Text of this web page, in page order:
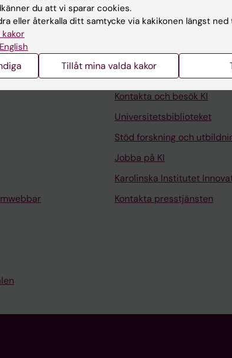
Karolinska Institutet, 2001
Kontakta och besök KI
Universitetsbiblioteket
Stöd forskning och
Jobba på KI
Karolinska Institutet
Kontakta presstjänsten
du att vi sparar cookies.
eller återkalla ditt samtycke via kakikonen längst
Tillåt mina valda kakor